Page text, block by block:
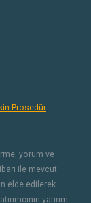
Prosedür
yorum ve
ile mevcut
elde edilerek
yatırım